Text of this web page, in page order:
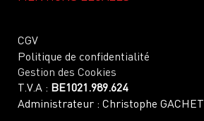
CGV
Politique de confidentialité
Gestion des Cookies
T.V.A : BE1021.989.624
Administrateur : Christophe GACHET